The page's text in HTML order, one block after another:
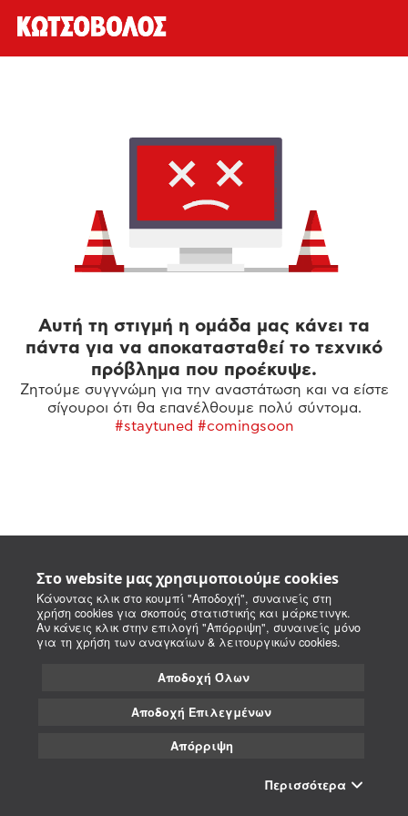
Στο website μας χρησιμοποιούμε cookies
Κάνοντας κλικ στο κουμπί "Αποδοχή", συναινείς στη
χρήση cookies για σκοπούς στατιστικής και μάρκετινγκ.
Αν κάνεις κλικ στην επιλογή "Απόρριψη", συναινείς μόνο
για τη χρήση των αναγκαίων & λειτουργικών cookies.
Αποδοχή Όλων
Αποδοχή Επιλεγμένων
Απόρριψη
Περισσότερα
Αυτή τη στιγμή η ομάδα μας κάνει τα
πάντα για να αποκατασταθεί το τεχνικό
πρόβλημα που προέκυψε.
Ζητούμε συγγνώμη για την αναστάτωση και να είστε
σίγουροι ότι θα επανέλθουμε πολύ σύντομα.
#staytuned #comingsoon